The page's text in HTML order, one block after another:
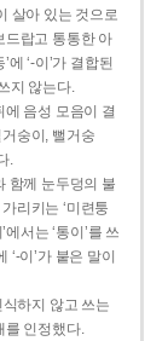
살아 있는 것으로
드랍고 통통한 아
에 ‘-이’가 결합된
지 않는다.
에 음성 모음이 결
숭이, 뻘거숭
.
함께 눈두덩의 불
리키는 ‘미련퉁
에서는 ‘통이’를 쓰
‘-이’가 붙은 말이
하지 않고 쓰는
를 인정했다.